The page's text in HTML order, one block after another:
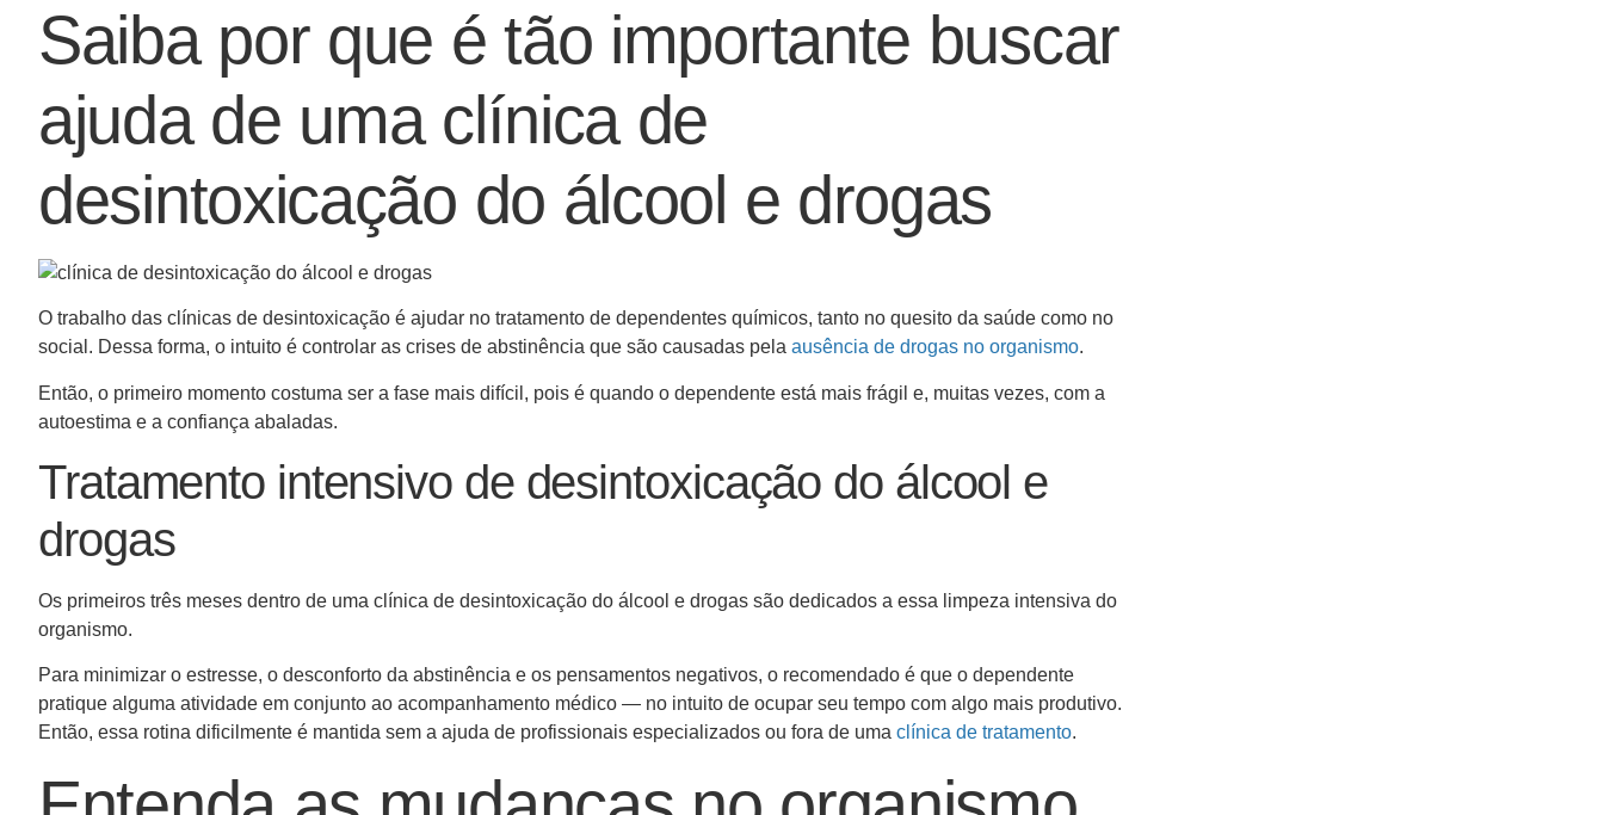
Saiba por que é tão importante buscar
ajuda de uma clínica de
desintoxicação do álcool e drogas
O trabalho das clínicas de desintoxicação é ajudar no tratamento de dependentes químicos, tanto no quesito da saúde como no
social. Dessa forma, o intuito é controlar as crises de abstinência que são causadas pela ausência de drogas no organismo.
Então, o primeiro momento costuma ser a fase mais difícil, pois é quando o dependente está mais frágil e, muitas vezes, com a
autoestima e a confiança abaladas.
Tratamento intensivo de desintoxicação do álcool e
drogas
Os primeiros três meses dentro de uma clínica de desintoxicação do álcool e drogas são dedicados a essa limpeza intensiva do
organismo.
Para minimizar o estresse, o desconforto da abstinência e os pensamentos negativos, o recomendado é que o dependente
pratique alguma atividade em conjunto ao acompanhamento médico — no intuito de ocupar seu tempo com algo mais produtivo.
Então, essa rotina dificilmente é mantida sem a ajuda de profissionais especializados ou fora de uma clínica de tratamento.